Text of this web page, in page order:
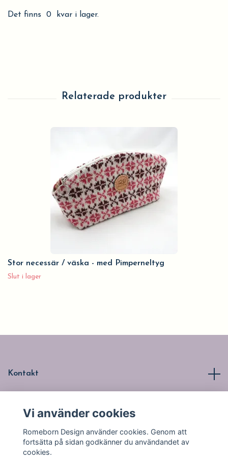
Det finns 0 kvar i lager.
Stor necessär / väska - med Pimperneltyg
Slut i lager
Kontakt
Sociala medier
Vi använder cookies
Romeborn Design använder cookies. Genom att
fortsätta på sidan godkänner du användandet av
cookies.